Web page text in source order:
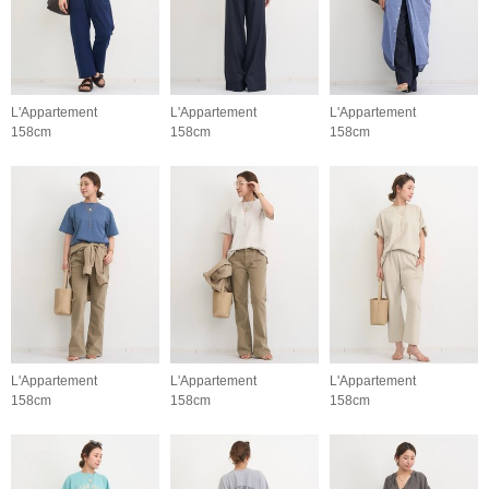
L'Appartement
158cm
L'Appartement
158cm
L'Appartement
158cm
L'Appartement
158cm
L'Appartement
158cm
L'Appartement
158cm